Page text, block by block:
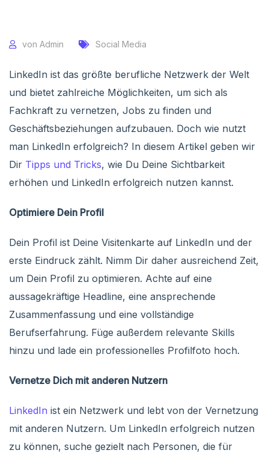
von Admin Social Media
LinkedIn ist das größte berufliche Netzwerk der Welt
und bietet zahlreiche Möglichkeiten, um sich als
Fachkraft zu vernetzen, Jobs zu finden und
Geschäftsbeziehungen aufzubauen. Doch wie nutzt
man LinkedIn erfolgreich? In diesem Artikel geben wir
Dir Tipps und Tricks, wie Du Deine Sichtbarkeit
erhöhen und LinkedIn erfolgreich nutzen kannst.
Optimiere Dein Profil
Dein Profil ist Deine Visitenkarte auf LinkedIn und der
erste Eindruck zählt. Nimm Dir daher ausreichend Zeit,
um Dein Profil zu optimieren. Achte auf eine
aussagekräftige Headline, eine ansprechende
Zusammenfassung und eine vollständige
Berufserfahrung. Füge außerdem relevante Skills
hinzu und lade ein professionelles Profilfoto hoch.
Vernetze Dich mit anderen Nutzern
LinkedIn ist ein Netzwerk und lebt von der Vernetzung
mit anderen Nutzern. Um LinkedIn erfolgreich nutzen
zu können, suche gezielt nach Personen, die für